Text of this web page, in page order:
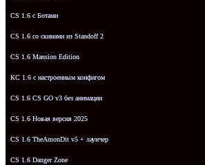
CS 1.6 с Ботами
CS 1.6 со скинами из Standoff 2
CS 1.6 Mansion Edition
КС 1.6 с настроенным конфигом
CS 1.6 CS GO v3 без анимации
CS 1.6 Новая версия 2025
CS 1.6 TheAmonDit v5 + лаунчер
CS 1.6 Danger Zone